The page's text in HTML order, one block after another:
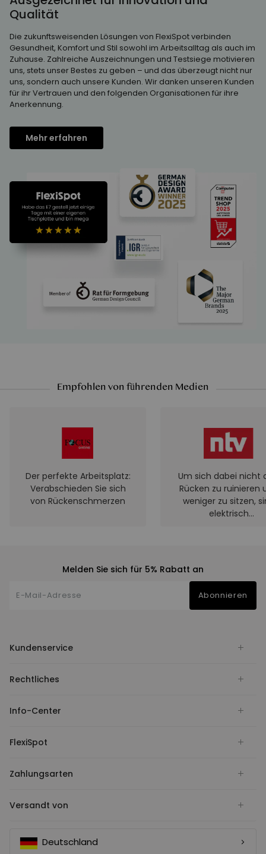
Qualität
Die zukunftsweisenden Lösungen von FlexiSpot verbinden
Gesundheit, Komfort und Stil sowohl im Arbeitsalltag als auch im
Zuhause. Zahlreiche Auszeichnungen und Testsiege motivieren
uns, stets unser Bestes zu geben – und das überzeugt nicht nur
uns, sondern auch unsere Kunden. Wir danken unseren Kunden
für ihr Vertrauen und den folgenden Organisationen für ihre
Anerkennung.
Mehr erfahren
Empfohlen von führenden Medien
Der perfekte Arbeitsplatz:
Verabschieden Sie sich
von Rückenschmerzen
Um sich dabei nicht
Rücken zu ruinieren
weniger zu sitzen,
elektrisch
Melden Sie sich für 5% Rabatt an
Abonnieren
Kundenservice
Rechtliches
Info-Center
FlexiSpot
Zahlungsarten
Versandt von
Deutschland